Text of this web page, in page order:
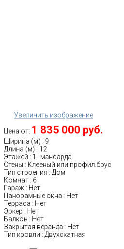
Увеличить изображение
Цена от: 1 835 000 руб.
Ширина (м) : 9
Длина (м) : 12
Этажей : 1+мансарда
Стены : Клееный или профил.брус
Тип строения : Дом
Комнат : 6
Гараж : Нет
Панорамные окна : Нет
Терраса : Нет
Эркер : Нет
Балкон : Нет
Закрытая веранда : Нет
Тип кровли : Двухскатная